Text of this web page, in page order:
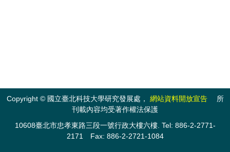
Copyright © 國立臺北科技大學研究發展處， 網站資料開放宣告所
刊載內容均受著作權法保護
10608臺北市忠孝東路三段一號行政大樓六樓. Tel: 886-2-2771-
2171 Fax: 886-2-2721-1084